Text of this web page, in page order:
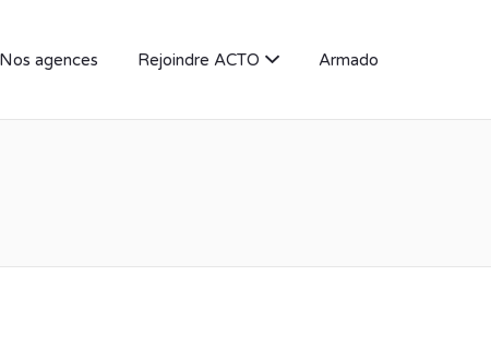
Nos agences Rejoindre ACTO Armado